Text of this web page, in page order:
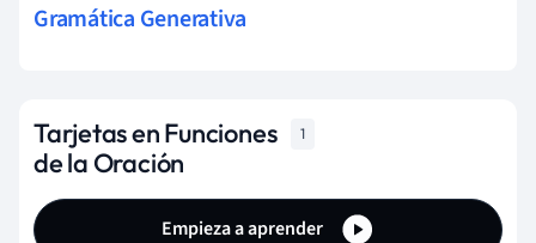
Gramática Generativa
Tarjetas en Funciones
de la Oración
1
Empieza a aprender